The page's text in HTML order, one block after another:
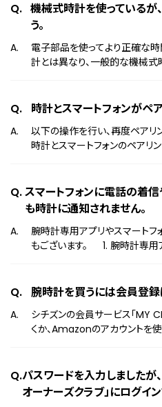
機械式時計を使っているが
う。
電子部品を使ってより正確な
計とは異なり、一般的な機械
がずれてしまいます。 仕様は製
ちら
時計とスマートフォンがペ
以下の操作を行い、再度ペアリン
時計とスマートフォンのペアリング情報
する 5. すべてのポップアップに対して「許可」を選択する 6.
時計とスマートフォンをペアリングする 上記を
アリングが出来ない場合、スマ
場合もございます。 以下のサイトをご確認ください。 スマート
ウオッチ 上手な使いかた ＊操作方法の詳細は製品ごと
スマートフォンに電話の着
も時計に通知されません。
腕時計専用アプリやスマートフ
もございます。 1. 腕時計専用アプリ内で、通知させたいア
が「通知へのアクセス」を許可
する ・「通知センター」や「バナー」での通知をオンにする 3.
スマートフォンの設定において
ど）＞通知へのアクセスを許可する ・「通知センター」
ー」での通知をオンにする 上記を試してもペアリングが出
腕時計を買うには会員登録
シチズンの会員サービス「MY
くか、Amazonのアカウントを
パスワードを入力しましたが
オーナーズクラブ」にログイン